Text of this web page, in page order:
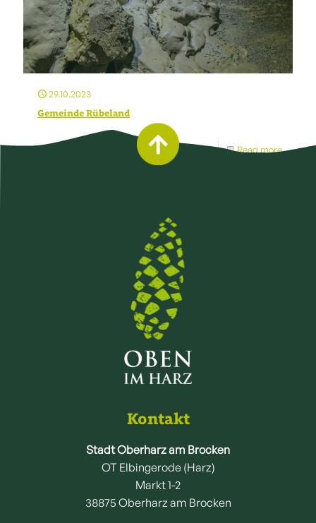
29.10.2023
Gemeinde Rübeland
Read more
Kontakt
Stadt Oberharz am Brocken
OT Elbingerode (Harz)
Markt 1-2
38875 Oberharz am Brocken